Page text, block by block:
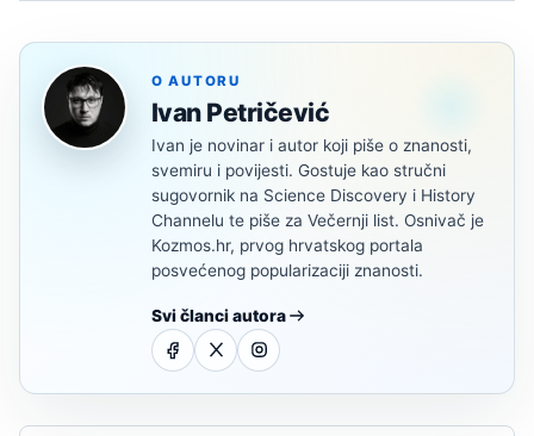
O AUTORU
Ivan Petričević
Ivan je novinar i autor koji piše o znanosti,
svemiru i povijesti. Gostuje kao stručni
sugovornik na Science Discovery i History
Channelu te piše za Večernji list. Osnivač je
Kozmos.hr, prvog hrvatskog portala
posvećenog popularizaciji znanosti.
Svi članci autora